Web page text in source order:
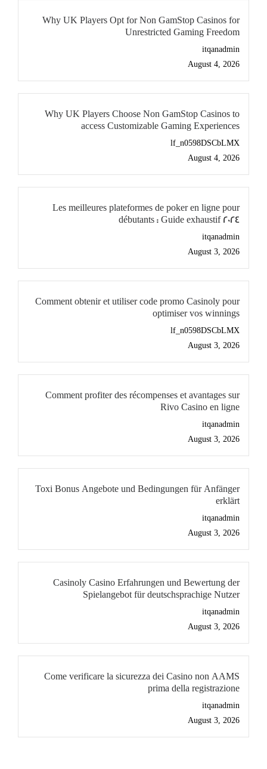
Why UK Players Opt for Non GamStop Casinos for
Unrestricted Gaming Freedom
itqanadmin
August 4, 2026
Why UK Players Choose Non GamStop Casinos to
access Customizable Gaming Experiences
lf_n0598DSCbLMX
August 4, 2026
Les meilleures plateformes de poker en ligne pour
débutants : Guide exhaustif 2024
itqanadmin
August 3, 2026
Comment obtenir et utiliser code promo Casinoly pour
optimiser vos winnings
lf_n0598DSCbLMX
August 3, 2026
Comment profiter des récompenses et avantages sur
Rivo Casino en ligne
itqanadmin
August 3, 2026
Toxi Bonus Angebote und Bedingungen für Anfänger
erklärt
itqanadmin
August 3, 2026
Casinoly Casino Erfahrungen und Bewertung der
Spielangebot für deutschsprachige Nutzer
itqanadmin
August 3, 2026
Come verificare la sicurezza dei Casino non AAMS
prima della registrazione
itqanadmin
August 3, 2026